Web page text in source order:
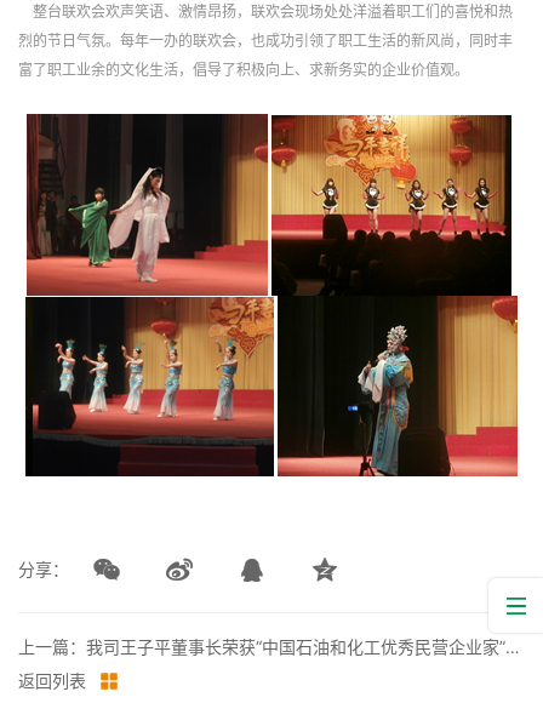
整台联欢会欢声笑语、激情昂扬，联欢会现场处处洋溢着职工们的喜悦和热
烈的节日气氛。每年一办的联欢会，也成功引领了职工生活的新风尚，同时丰
富了职工业余的文化生活，倡导了积极向上、求新务实的企业价值观。
分享：
上一篇：我司王子平董事长荣获“中国石油和化工优秀民营企业家”称号
返回列表